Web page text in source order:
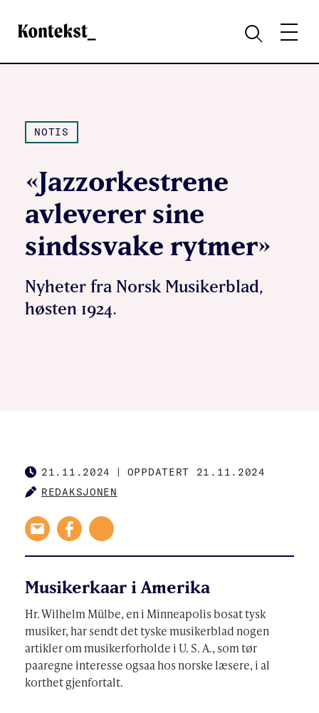
Kontekst
SØKMENY
NOTIS
«Jazzorkestrene
avleverer sine
sindssvake rytmer»
Nyheter fra Norsk Musikerblad,
høsten 1924.
PUBLISHED
21.11.2024 OPPDATERT 21.11.2024
AUTHOR
REDAKSJONEN
Musikerkaar i Amerika
Hr. Wilhelm Mülbe, en i Minneapolis bosat tysk
musiker, har sendt det tyske musikerblad nogen
artikler om musikerforholde i U. S. A., som tør
paaregne interesse ogsaa hos norske læsere, i al
korthet gjenfortalt.